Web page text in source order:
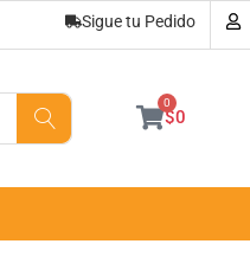
Sigue tu Pedido
$0
0